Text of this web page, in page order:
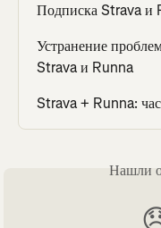
Подписка Strava и
Устранение
Strava и Runna
Strava + Runna:
Нашли